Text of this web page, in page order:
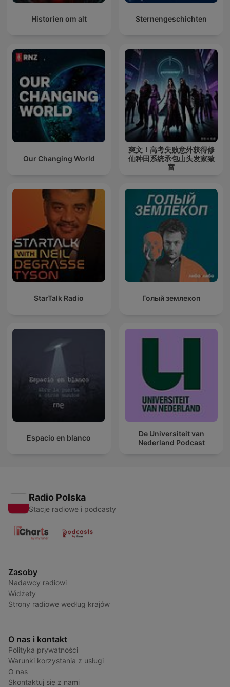
Historien om alt Sternengeschichten
Our Changing World
爽文！高考失败意外获得修
仙种田系统承包山头发家致
富
StarTalk Radio Голый землекоп
Espacio en blanco
De Universiteit van
Nederland Podcast
Radio Polska
Stacje radiowe i podcasty
Zasoby
Nadawcy radiowi
Widżety
Strony radiowe według krajów
O nas i kontakt
Polityka prywatności
Warunki korzystania z usługi
O nas
Skontaktuj się z nami